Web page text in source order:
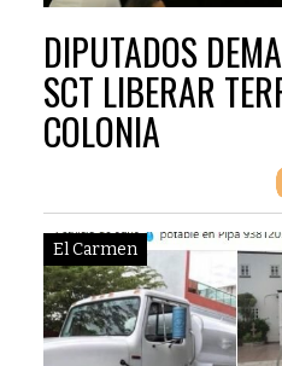
DIPUTADOS
SCT LIBERAR
COLONIA
El Carmen